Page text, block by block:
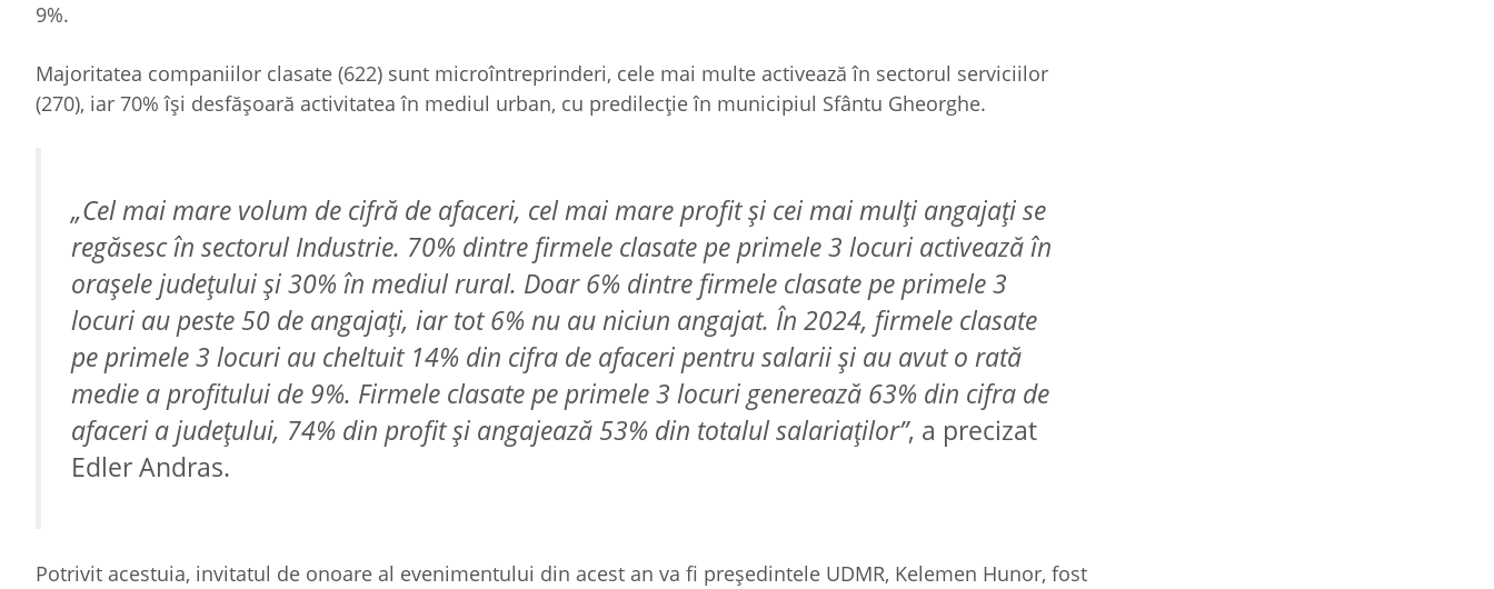
9%.
Majoritatea companiilor clasate (622) sunt microîntreprinderi, cele mai multe activează în sectorul serviciilor
(270), iar 70% îşi desfăşoară activitatea în mediul urban, cu predilecţie în municipiul Sfântu Gheorghe.
„Cel mai mare volum de cifră de afaceri, cel mai mare profit şi cei mai mulţi angajaţi se
regăsesc în sectorul Industrie. 70% dintre firmele clasate pe primele 3 locuri activează în
oraşele judeţului şi 30% în mediul rural. Doar 6% dintre firmele clasate pe primele 3
locuri au peste 50 de angajaţi, iar tot 6% nu au niciun angajat. În 2024, firmele clasate
pe primele 3 locuri au cheltuit 14% din cifra de afaceri pentru salarii şi au avut o rată
medie a profitului de 9%. Firmele clasate pe primele 3 locuri generează 63% din cifra de
afaceri a judeţului, 74% din profit şi angajează 53% din totalul salariaţilor”, a precizat
Edler Andras.
Potrivit acestuia, invitatul de onoare al evenimentului din acest an va fi preşedintele UDMR, Kelemen Hunor, fost